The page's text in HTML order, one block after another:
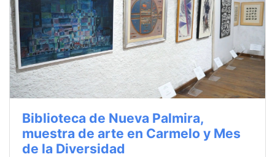
Biblioteca de Nueva Palmira,
muestra de arte en Carmelo y Mes
de la Diversidad